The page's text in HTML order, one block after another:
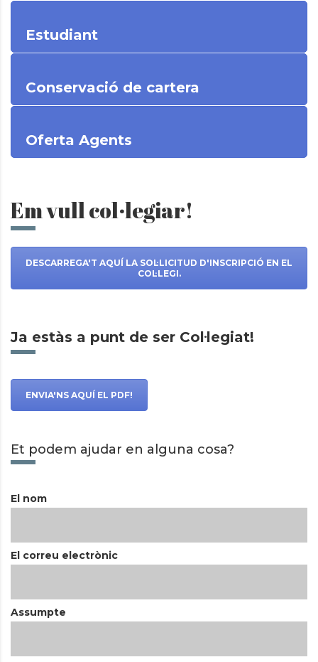
Estudiant
Conservació de cartera
Oferta Agents
Em vull col·legiar!
DESCARREGA'T AQUÍ LA SOL·LICITUD D'INSCRIPCIÓ EN EL
COL·LEGI.
Ja estàs a punt de ser Col·legiat!
ENVIA'NS AQUÍ EL PDF!
Et podem ajudar en alguna cosa?
El nom
El correu electrònic
Assumpte